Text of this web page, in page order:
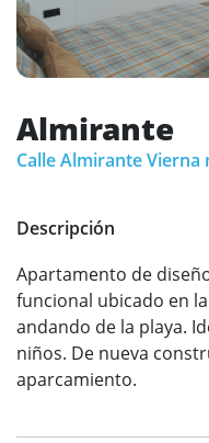
Almirante
Calle Almirante Vierna
Descripción
Apartamento de
funcional ubicado en
andando de la playa.
niños. De nueva
aparcamiento.